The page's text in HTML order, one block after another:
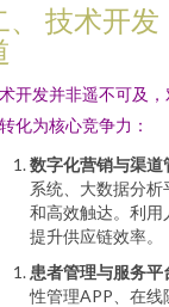
、 技术开
开发并非遥不可及
化为核心竞争力：
数字化营销与渠道
系统、大数据分
和高效触达。利
提升供应链效率。
患者管理与服务平
性管理APP、在